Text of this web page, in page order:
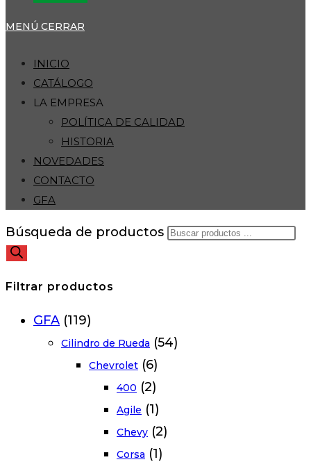
MENÚ CERRAR
INICIO
CATÁLOGO
LA EMPRESA
POLÍTICA DE CALIDAD
HISTORIA
NOVEDADES
CONTACTO
GFA
Búsqueda de productos
Filtrar productos
GFA (119)
Cilindro de Rueda (54)
Chevrolet (6)
400 (2)
Agile (1)
Chevy (2)
Corsa (1)